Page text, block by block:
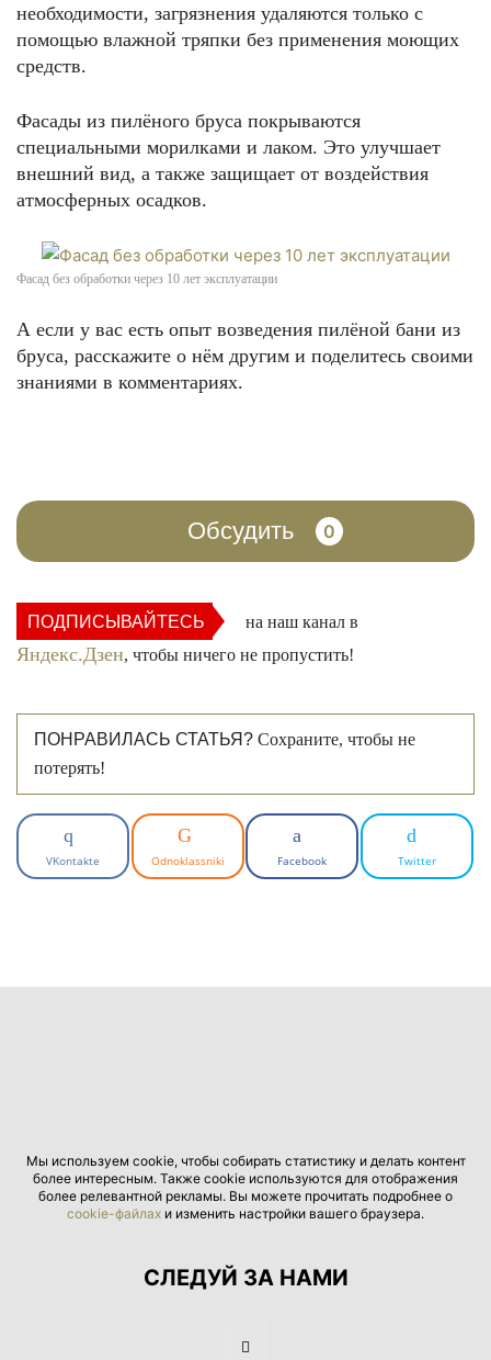
необходимости, загрязнения удаляются только с
помощью влажной тряпки без применения моющих
средств.
Фасады из пилёного бруса покрываются
специальными морилками и лаком. Это улучшает
внешний вид, а также защищает от воздействия
атмосферных осадков.
Фасад без обработки через 10 лет эксплуатации
А если у вас есть опыт возведения пилёной бани из
бруса, расскажите о нём другим и поделитесь своими
знаниями в комментариях.
Обсудить 0
ПОДПИСЫВАЙТЕСЬ на наш канал в
Яндекс.Дзен, чтобы ничего не пропустить!
ПОНРАВИЛАСЬ СТАТЬЯ? Сохраните, чтобы не
потерять!
VKontakte Odnoklassniki Facebook Twitter
Мы используем cookie, чтобы собирать статистику и делать контент
более интересным. Также cookie используются для отображения
более релевантной рекламы. Вы можете прочитать подробнее о
cookie-файлах и изменить настройки вашего браузера.
СЛЕДУЙ ЗА НАМИ